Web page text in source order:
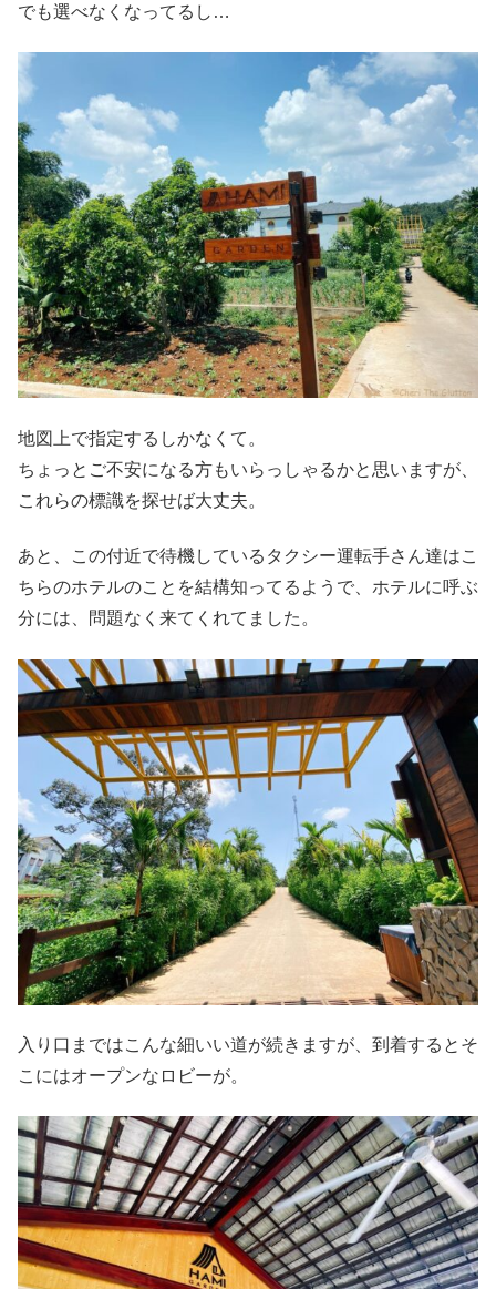
でも選べなくなってるし…
地図上で指定するしかなくて。
ちょっとご不安になる方もいらっしゃるかと思いますが、
これらの標識を探せば大丈夫。
あと、この付近で待機しているタクシー運転手さん達はこ
ちらのホテルのことを結構知ってるようで、ホテルに呼ぶ
分には、問題なく来てくれてました。
入り口まではこんな細いい道が続きますが、到着するとそ
こにはオープンなロビーが。